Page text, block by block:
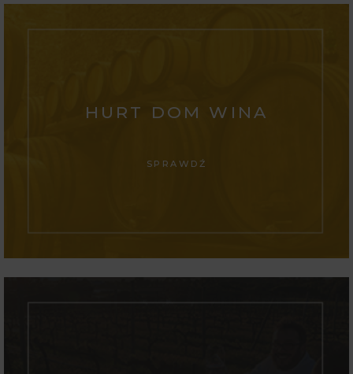
HURT DOM WINA
SPRAWDŹ